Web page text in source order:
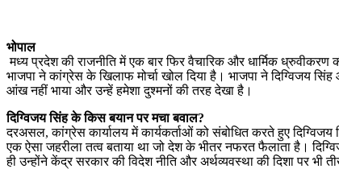
भोपाल
मध्य प्रदेश की राजनीति में एक बार फिर वैचारिक और धार्मिक ध्रुवीकरण
भाजपा ने कांग्रेस के खिलाफ मोर्चा खोल दिया है। भाजपा ने दिग्विजय
आंख नहीं भाया और उन्हें हमेशा दुश्मनों की तरह देखा है।
दिग्विजय सिंह के किस बयान पर मचा बवाल?
दरअसल, कांग्रेस कार्यालय में कार्यकर्ताओं को संबोधित करते हुए
एक ऐसा जहरीला तत्व बताया था जो देश के भीतर नफरत फैलाता है।
ही उन्होंने केंद्र सरकार की विदेश नीति और अर्थव्यवस्था की दिशा पर भी